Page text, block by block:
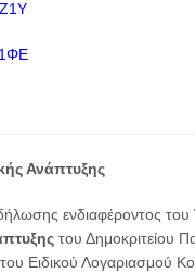
Ανάπτυξης
ενδιαφέροντος του
του Δημοκριτείου
Ειδικού Λογαριασμού